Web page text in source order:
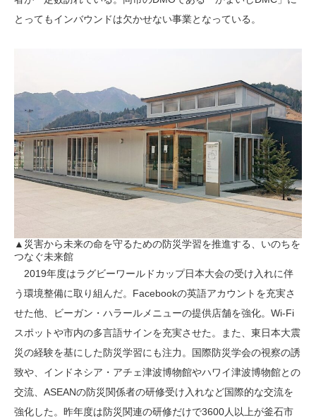
とってもインバウンドは欠かせない事業となっている。
▲災害から未来の命を守るための防災学習を推進する、いのちを
つなぐ未来館
2019年度はラグビーワールドカップ日本大会の受け入れに伴
う環境整備に取り組んだ。Facebookの英語アカウントを充実さ
せた他、ビーガン・ハラールメニューの提供店舗を強化。Wi-Fi
スポットや市内の多言語サインを充実させた。また、東日本大震
災の経験を基にした防災学習にも注力。国際防災学会の視察の誘
致や、インドネシア・アチェ津波博物館やハワイ津波博物館との
交流、ASEANの防災関係者の研修受け入れなど国際的な交流を
強化した。昨年度は防災関連の研修だけで3600人以上が釜石市